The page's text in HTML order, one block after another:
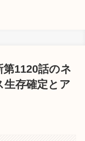
第1120話のネ
生存確定とア